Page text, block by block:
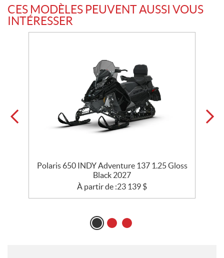
CES MODÈLES PEUVENT AUSSI VOUS
INTÉRESSER
Polaris 650 INDY Adventure 137 1.25 Gloss
Black 2027
À partir de :23 139 $